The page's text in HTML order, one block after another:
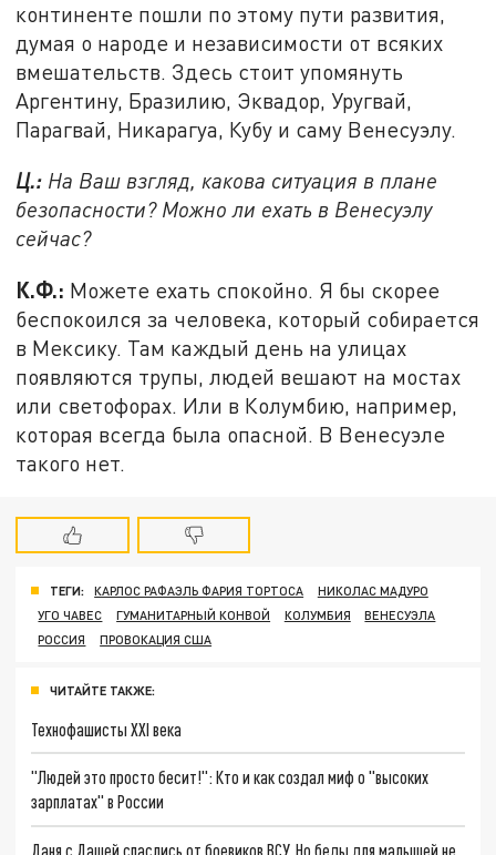
континенте пошли по этому пути развития,
думая о народе и независимости от всяких
вмешательств. Здесь стоит упомянуть
Аргентину, Бразилию, Эквадор, Уругвай,
Парагвай, Никарагуа, Кубу и саму Венесуэлу.
Ц.: На Ваш взгляд, какова ситуация в плане
безопасности? Можно ли ехать в Венесуэлу
сейчас?
К.Ф.: Можете ехать спокойно. Я бы скорее
беспокоился за человека, который собирается
в Мексику. Там каждый день на улицах
появляются трупы, людей вешают на мостах
или светофорах. Или в Колумбию, например,
которая всегда была опасной. В Венесуэле
такого нет.
ТЕГИ: КАРЛОС РАФАЭЛЬ ФАРИЯ ТОРТОСА
НИКОЛАС МАДУРО
УГО ЧАВЕС
ГУМАНИТАРНЫЙ КОНВОЙ КОЛУМБИЯ
ВЕНЕСУЭЛА
РОССИЯ
ПРОВОКАЦИЯ США
ЧИТАЙТЕ ТАКЖЕ:
Технофашисты XXI века
"Людей это просто бесит!": Кто и как создал миф о "высоких
зарплатах" в России
Даня с Дашей спаслись от боевиков ВСУ. Но беды для малышей не